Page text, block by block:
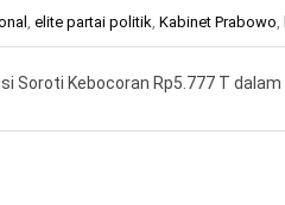
, elite partai politik, Kabinet Prabowo,
Soroti Kebocoran Rp5.777 T dalam